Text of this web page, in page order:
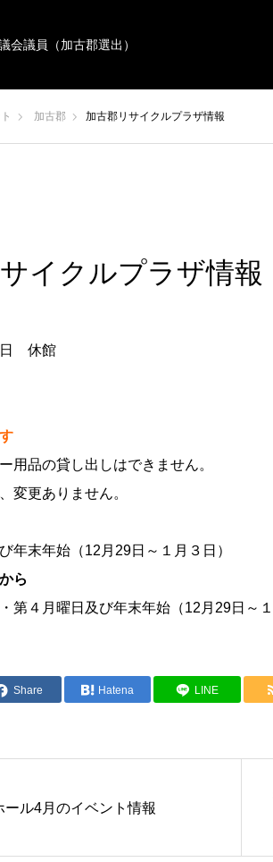
会議員（加古郡選出）
加古郡 加古郡リサイクルプラザ情報
イクルプラザ情報
日 休館
用品の貸し出しはできません。
変更ありません。
年末年始（12月29日～１月３日）
ら
第４月曜日及び年末年始（12月29日～１
Share Hatena LINE
ール4月のイベント情報